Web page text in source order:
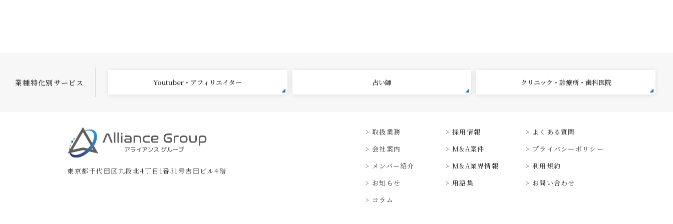
業種特化別サービス Youtuber・アフィリエイター 占い師 クリニック・診療所・歯科医院
東京都千代田区九段北4丁目1番31号吉田ビル4階
取扱業務
会社案内
メンバー紹介
お知らせ
コラム
採用情報
M&A案件
M&A業界情報
用語集
よくある質問
プライバシーポリシー
利用規約
お問い合わせ